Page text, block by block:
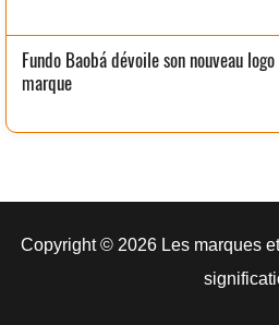
Fundo Baobá dévoile son nouveau
marque
Copyright © 2026 Les marques